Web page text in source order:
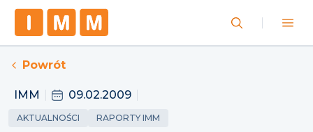
Powrót
IMM 09.02.2009
AKTUALNOŚCI RAPORTY IMM